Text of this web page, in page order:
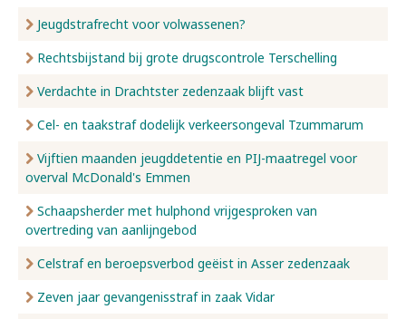
Jeugdstrafrecht voor volwassenen?
Rechtsbijstand bij grote drugscontrole Terschelling
Verdachte in Drachtster zedenzaak blijft vast
Cel- en taakstraf dodelijk verkeersongeval Tzummarum
Vijftien maanden jeugddetentie en PIJ-maatregel voor
overval McDonald's Emmen
Schaapsherder met hulphond vrijgesproken van
overtreding van aanlijngebod
Celstraf en beroepsverbod geëist in Asser zedenzaak
Zeven jaar gevangenisstraf in zaak Vidar